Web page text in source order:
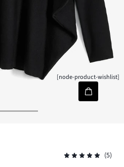
[node-product-wishlist]
(5)